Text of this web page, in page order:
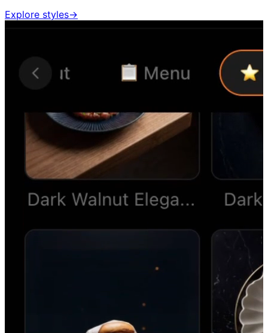
Explore styles→